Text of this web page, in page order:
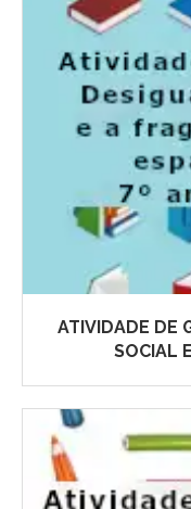
ATIVIDADE DE
SOCIAL